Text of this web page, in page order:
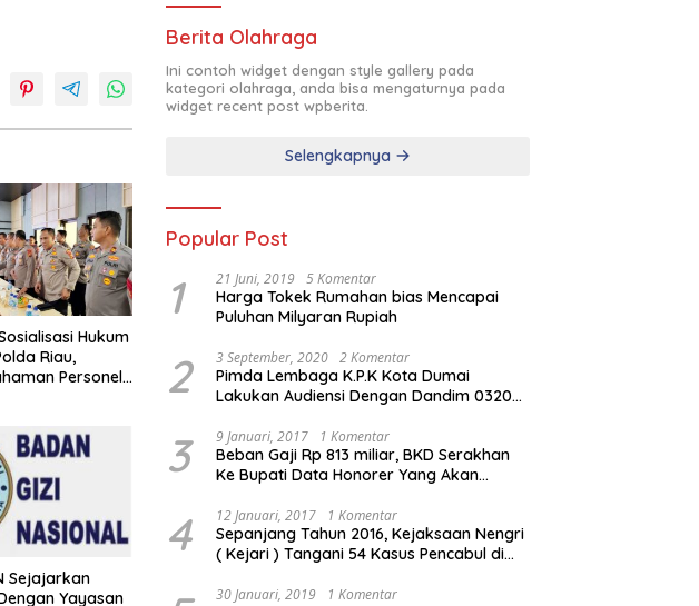
Hukum
Riau,
Personel
Sejajarkan
Yayasan
Berita Olahraga
Ini contoh widget dengan style gallery pada
kategori olahraga, anda bisa mengaturnya pada
widget recent post wpberita.
Selengkapnya
Popular Post
1 21 Juni, 2019 5 Komentar
Harga Tokek Rumahan bias Mencapai
Puluhan Milyaran Rupiah
2 3 September, 2020 2 Komentar
Pimda Lembaga K.P.K Kota Dumai
Lakukan Audiensi Dengan Dandim 0320
3 9 Januari, 2017 1 Komentar
Beban Gaji Rp 813 miliar, BKD Serakhan
Ke Bupati Data Honorer Yang Akan
4 12 Januari, 2017 1 Komentar
Sepanjang Tahun 2016, Kejaksaan Nengri
( Kejari ) Tangani 54 Kasus Pencabul di
30 Januari, 2019 1 Komentar